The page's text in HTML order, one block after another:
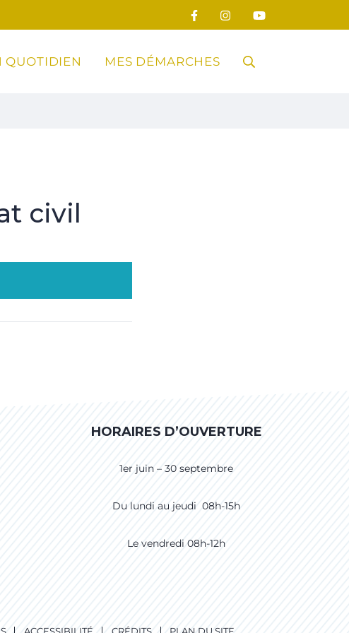
QUOTIDIEN MES DÉMARCHES RECHERCHE
civil
HORAIRES D’OUVERTURE
1er juin – 30 septembre
Du lundi au jeudi 08h-15h
Le vendredi 08h-12h